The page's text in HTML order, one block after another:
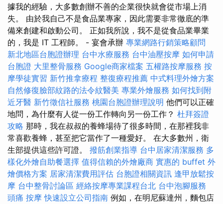
據我的經驗，大多數創辦不善的企業很快就會從市場上消
失。 由於我自己不是食品業專家，因此需要非常徹底的準
備來創建和啟動公司。 正如我所說，我不是從食品業畢業
的，我是 IT 工程師。 - 宴會承辦 專業網路行銷策略顧問
新北地區台胞證辦理 台中水療服務 台中油壓按摩 如何申請
台胞證 大里整骨服務 Google商家檔案 五權路按摩服務 按
摩學徒實習 新竹推拿療程 整復療程推薦 中式料理外燴方案
自然修復臉部紋路的法令紋醫美 專業外燴服務 如何找到附
近牙醫 新竹徵信社服務 桃園台胞證辦理說明 他們可以正確
地問，為什麼有人從一份工作轉向另一份工作？ 杜拜簽證
攻略 那時，我在叔叔的養蜂場待了很多時間，在那裡我非
常喜歡養蜂，甚至把它當作了一種愛好。 在大多數州，衛
生部提供這些許可證。 撥筋創業指導 台中居家清潔服務 多
樣化外燴自助餐選擇 值得信賴的外燴廠商 實惠的 buffet 外
燴價格方案 居家清潔費用評估 台胞證相關資訊 逢甲放鬆按
摩 台中整骨討論區 經絡按摩專業課程台北 台中泡腳服務
頭痛 按摩 快速設立公司指南 例如，在明尼蘇達州，麵包店